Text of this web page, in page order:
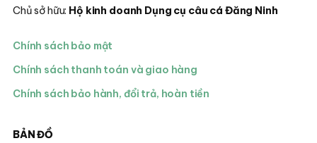
Chủ sở hữu: Hộ kinh doanh Dụng cụ câu cá Đăng Ninh
Chính sách bảo mật
Chính sách thanh toán và giao hàng
Chính sách bảo hành, đổi trả, hoàn tiền
BẢN ĐỒ